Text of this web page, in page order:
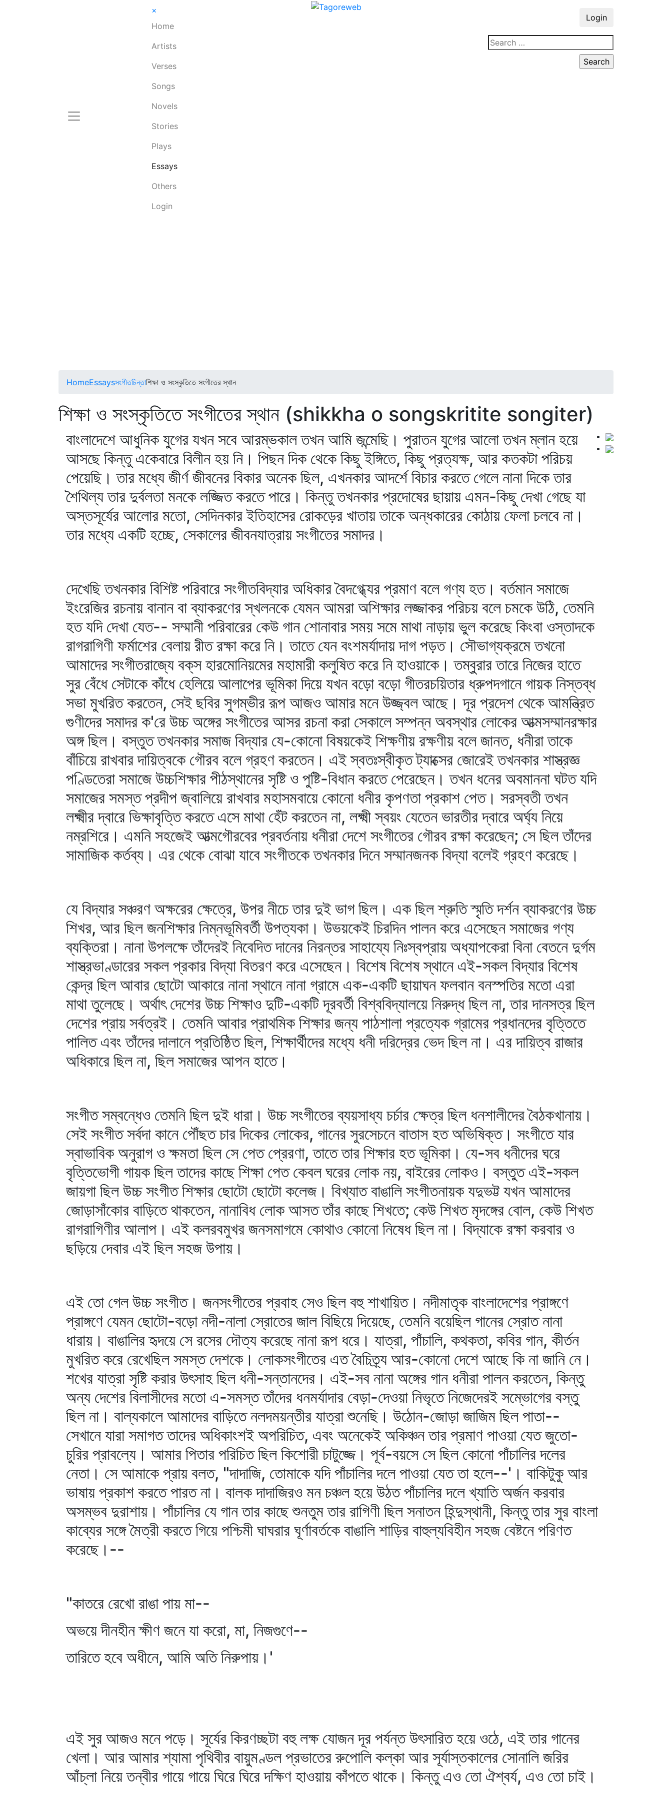
×
Home
Artists
Verses
Songs
Novels
Stories
Plays
Essays
Others
Login
Login
HomeEssaysসংগীতচিন্তাশিক্ষা ও সংস্কৃতিতে সংগীতের স্থান
শিক্ষা ও সংস্কৃতিতে সংগীতের স্থান (shikkha o songskritite songiter)
বাংলাদেশে আধুনিক যুগের যখন সবে আরম্ভকাল তখন আমি জন্মেছি। পুরাতন যুগের আলো তখন ম্লান হয়ে
আসছে কিন্তু একেবারে বিলীন হয় নি। পিছন দিক থেকে কিছু ইঙ্গিতে, কিছু প্রত্যক্ষ, আর কতকটা পরিচয়
পেয়েছি। তার মধ্যে জীর্ণ জীবনের বিকার অনেক ছিল, এখনকার আদর্শে বিচার করতে গেলে নানা দিকে তার
শৈথিল্য তার দুর্বলতা মনকে লজ্জিত করতে পারে। কিন্তু তখনকার প্রদোষের ছায়ায় এমন-কিছু দেখা গেছে যা
অস্তসূর্যের আলোর মতো, সেদিনকার ইতিহাসের রোকড়ের খাতায় তাকে অন্ধকারের কোঠায় ফেলা চলবে না।
তার মধ্যে একটি হচ্ছে, সেকালের জীবনযাত্রায় সংগীতের সমাদর।
দেখেছি তখনকার বিশিষ্ট পরিবারে সংগীতবিদ্যার অধিকার বৈদগ্ধ্যের প্রমাণ বলে গণ্য হত। বর্তমান সমাজে
ইংরেজির রচনায় বানান বা ব্যাকরণের স্খলনকে যেমন আমরা অশিক্ষার লজ্জাকর পরিচয় বলে চমকে উঠি, তেমনি
হত যদি দেখা যেত-- সম্মানী পরিবারের কেউ গান শোনাবার সময় সমে মাথা নাড়ায় ভুল করেছে কিংবা ওস্তাদকে
রাগরাগিণী ফর্মাশের বেলায় রীত রক্ষা করে নি। তাতে যেন বংশমর্যাদায় দাগ পড়ত। সৌভাগ্যক্রমে তখনো
আমাদের সংগীতরাজ্যে বক্‌স হারমোনিয়মের মহামারী কলুষিত করে নি হাওয়াকে। তম্বুরার তারে নিজের হাতে
সুর বেঁধে সেটাকে কাঁধে হেলিয়ে আলাপের ভূমিকা দিয়ে যখন বড়ো বড়ো গীতরচয়িতার ধ্রুপদগানে গায়ক নিস্তব্ধ
সভা মুখরিত করতেন, সেই ছবির সুগম্ভীর রূপ আজও আমার মনে উজ্জ্বল আছে। দূর প্রদেশ থেকে আমন্ত্রিত
গুণীদের সমাদর ক'রে উচ্চ অঙ্গের সংগীতের আসর রচনা করা সেকালে সম্পন্ন অবস্থার লোকের আত্মসম্মানরক্ষার
অঙ্গ ছিল। বস্তুত তখনকার সমাজ বিদ্যার যে-কোনো বিষয়কেই শিক্ষণীয় রক্ষণীয় বলে জানত, ধনীরা তাকে
বাঁচিয়ে রাখবার দায়িত্বকে গৌরব বলে গ্রহণ করতেন। এই স্বতঃস্বীকৃত ট্যাক্সের জোরেই তখনকার শাস্ত্রজ্ঞ
পণ্ডিতেরা সমাজে উচ্চশিক্ষার পীঠস্থানের সৃষ্টি ও পুষ্টি-বিধান করতে পেরেছেন। তখন ধনের অবমাননা ঘটত যদি
সমাজের সমস্ত প্রদীপ জ্বালিয়ে রাখবার মহাসমবায়ে কোনো ধনীর কৃপণতা প্রকাশ পেত। সরস্বতী তখন
লক্ষ্মীর দ্বারে ভিক্ষাবৃত্তি করতে এসে মাথা হেঁট করতেন না, লক্ষ্মী স্বয়ং যেতেন ভারতীর দ্বারে অর্ঘ্য নিয়ে
নম্রশিরে। এমনি সহজেই আত্মগৌরবের প্রবর্তনায় ধনীরা দেশে সংগীতের গৌরব রক্ষা করেছেন; সে ছিল তাঁদের
সামাজিক কর্তব্য। এর থেকে বোঝা যাবে সংগীতকে তখনকার দিনে সম্মানজনক বিদ্যা বলেই গ্রহণ করেছে।
যে বিদ্যার সঞ্চরণ অক্ষরের ক্ষেত্রে, উপর নীচে তার দুই ভাগ ছিল। এক ছিল শ্রুতি স্মৃতি দর্শন ব্যাকরণের উচ্চ
শিখর, আর ছিল জনশিক্ষার নিম্নভূমিবর্তী উপত্যকা। উভয়কেই চিরদিন পালন করে এসেছেন সমাজের গণ্য
ব্যক্তিরা। নানা উপলক্ষে তাঁদেরই নিবেদিত দানের নিরন্তর সাহায্যে নিঃস্বপ্রায় অধ্যাপকেরা বিনা বেতনে দুর্গম
শাস্ত্রভাণ্ডারের সকল প্রকার বিদ্যা বিতরণ করে এসেছেন। বিশেষ বিশেষ স্থানে এই-সকল বিদ্যার বিশেষ
কেন্দ্র ছিল আবার ছোটো আকারে নানা স্থানে নানা গ্রামে এক-একটি ছায়াঘন ফলবান বনস্পতির মতো এরা
মাথা তুলেছে। অর্থাৎ দেশের উচ্চ শিক্ষাও দুটি-একটি দূরবর্তী বিশ্ববিদ্যালয়ে নিরুদ্ধ ছিল না, তার দানসত্র ছিল
দেশের প্রায় সর্বত্রই। তেমনি আবার প্রাথমিক শিক্ষার জন্য পাঠশালা প্রত্যেক গ্রামের প্রধানদের বৃত্তিতে
পালিত এবং তাঁদের দালানে প্রতিষ্ঠিত ছিল, শিক্ষার্থীদের মধ্যে ধনী দরিদ্রের ভেদ ছিল না। এর দায়িত্ব রাজার
অধিকারে ছিল না, ছিল সমাজের আপন হাতে।
সংগীত সম্বন্ধেও তেমনি ছিল দুই ধারা। উচ্চ সংগীতের ব্যয়সাধ্য চর্চার ক্ষেত্র ছিল ধনশালীদের বৈঠকখানায়।
সেই সংগীত সর্বদা কানে পৌঁছত চার দিকের লোকের, গানের সুরসেচনে বাতাস হত অভিষিক্ত। সংগীতে যার
স্বাভাবিক অনুরাগ ও ক্ষমতা ছিল সে পেত প্রেরণা, তাতে তার শিক্ষার হত ভূমিকা। যে-সব ধনীদের ঘরে
বৃত্তিভোগী গায়ক ছিল তাদের কাছে শিক্ষা পেত কেবল ঘরের লোক নয়, বাইরের লোকও। বস্তুত এই-সকল
জায়গা ছিল উচ্চ সংগীত শিক্ষার ছোটো ছোটো কলেজ। বিখ্যাত বাঙালি সংগীতনায়ক যদুভট্ট যখন আমাদের
জোড়াসাঁকোর বাড়িতে থাকতেন, নানাবিধ লোক আসত তাঁর কাছে শিখতে; কেউ শিখত মৃদঙ্গের বোল, কেউ শিখত
রাগরাগিণীর আলাপ। এই কলরবমুখর জনসমাগমে কোথাও কোনো নিষেধ ছিল না। বিদ্যাকে রক্ষা করবার ও
ছড়িয়ে দেবার এই ছিল সহজ উপায়।
এই তো গেল উচ্চ সংগীত। জনসংগীতের প্রবাহ সেও ছিল বহু শাখায়িত। নদীমাতৃক বাংলাদেশের প্রাঙ্গণে
প্রাঙ্গণে যেমন ছোটো-বড়ো নদী-নালা স্রোতের জাল বিছিয়ে দিয়েছে, তেমনি বয়েছিল গানের স্রোত নানা
ধারায়। বাঙালির হৃদয়ে সে রসের দৌত্য করেছে নানা রূপ ধরে। যাত্রা, পাঁচালি, কথকতা, কবির গান, কীর্তন
মুখরিত করে রেখেছিল সমস্ত দেশকে। লোকসংগীতের এত বৈচিত্র্য আর-কোনো দেশে আছে কি না জানি নে।
শখের যাত্রা সৃষ্টি করার উৎসাহ ছিল ধনী-সন্তানদের। এই-সব নানা অঙ্গের গান ধনীরা পালন করতেন, কিন্তু
অন্য দেশের বিলাসীদের মতো এ-সমস্ত তাঁদের ধনমর্যাদার বেড়া-দেওয়া নিভৃতে নিজেদেরই সম্ভোগের বস্তু
ছিল না। বাল্যকালে আমাদের বাড়িতে নলদময়ন্তীর যাত্রা শুনেছি। উঠোন-জোড়া জাজিম ছিল পাতা--
সেখানে যারা সমাগত তাদের অধিকাংশই অপরিচিত, এবং অনেকেই অকিঞ্চন তার প্রমাণ পাওয়া যেত জুতো-
চুরির প্রাবল্যে। আমার পিতার পরিচিত ছিল কিশোরী চাটুজ্জে। পূর্ব-বয়সে সে ছিল কোনো পাঁচালির দলের
নেতা। সে আমাকে প্রায় বলত, "দাদাজি, তোমাকে যদি পাঁচালির দলে পাওয়া যেত তা হলে--'। বাকিটুকু আর
ভাষায় প্রকাশ করতে পারত না। বালক দাদাজিরও মন চঞ্চল হয়ে উঠত পাঁচালির দলে খ্যাতি অর্জন করবার
অসম্ভব দুরাশায়। পাঁচালির যে গান তার কাছে শুনতুম তার রাগিণী ছিল সনাতন হিন্দুস্থানী, কিন্তু তার সুর বাংলা
কাব্যের সঙ্গে মৈত্রী করতে গিয়ে পশ্চিমী ঘাঘরার ঘূর্ণাবর্তকে বাঙালি শাড়ির বাহুল্যবিহীন সহজ বেষ্টনে পরিণত
করেছে।--
"কাতরে রেখো রাঙা পায় মা--
অভয়ে দীনহীন ক্ষীণ জনে যা করো, মা, নিজগুণে--
তারিতে হবে অধীনে, আমি অতি নিরুপায়।'
এই সুর আজও মনে পড়ে। সূর্যের কিরণচ্ছটা বহু লক্ষ যোজন দূর পর্যন্ত উৎসারিত হয়ে ওঠে, এই তার গানের
খেলা। আর আমার শ্যামা পৃথিবীর বায়ুমণ্ডল প্রভাতের রুপোলি কল্কা আর সূর্যাস্তকালের সোনালি জরির
আঁচ্‌লা নিয়ে তন্বীর গায়ে গায়ে ঘিরে ঘিরে দক্ষিণ হাওয়ায় কাঁপতে থাকে। কিন্তু এও তো ঐশ্বর্য, এও তো চাই।